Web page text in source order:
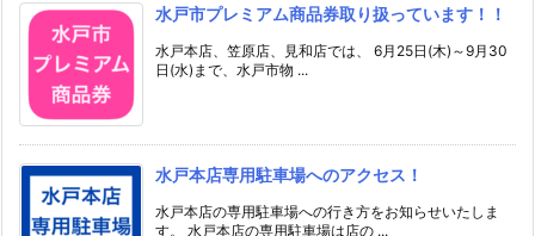
水戸市プレミアム商品券取り扱っています！！
水戸本店、笠原店、見和店では、 6月25日(木)～9月30
日(水)まで、水戸市物 ...
水戸本店専用駐車場へのアクセス！
水戸本店の専用駐車場への行き方をお知らせいたしま
す。 水戸本店の専用駐車場は店の ...